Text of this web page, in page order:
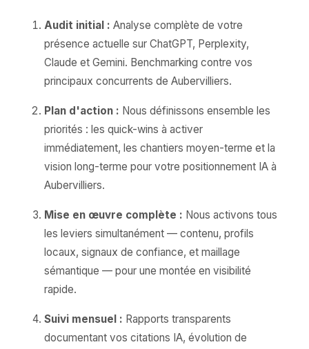
Audit initial : Analyse complète de votre
présence actuelle sur ChatGPT, Perplexity,
Claude et Gemini. Benchmarking contre vos
principaux concurrents de Aubervilliers.
Plan d'action : Nous définissons ensemble les
priorités : les quick-wins à activer
immédiatement, les chantiers moyen-terme et la
vision long-terme pour votre positionnement IA à
Aubervilliers.
Mise en œuvre complète : Nous activons tous
les leviers simultanément — contenu, profils
locaux, signaux de confiance, et maillage
sémantique — pour une montée en visibilité
rapide.
Suivi mensuel : Rapports transparents
documentant vos citations IA, évolution de